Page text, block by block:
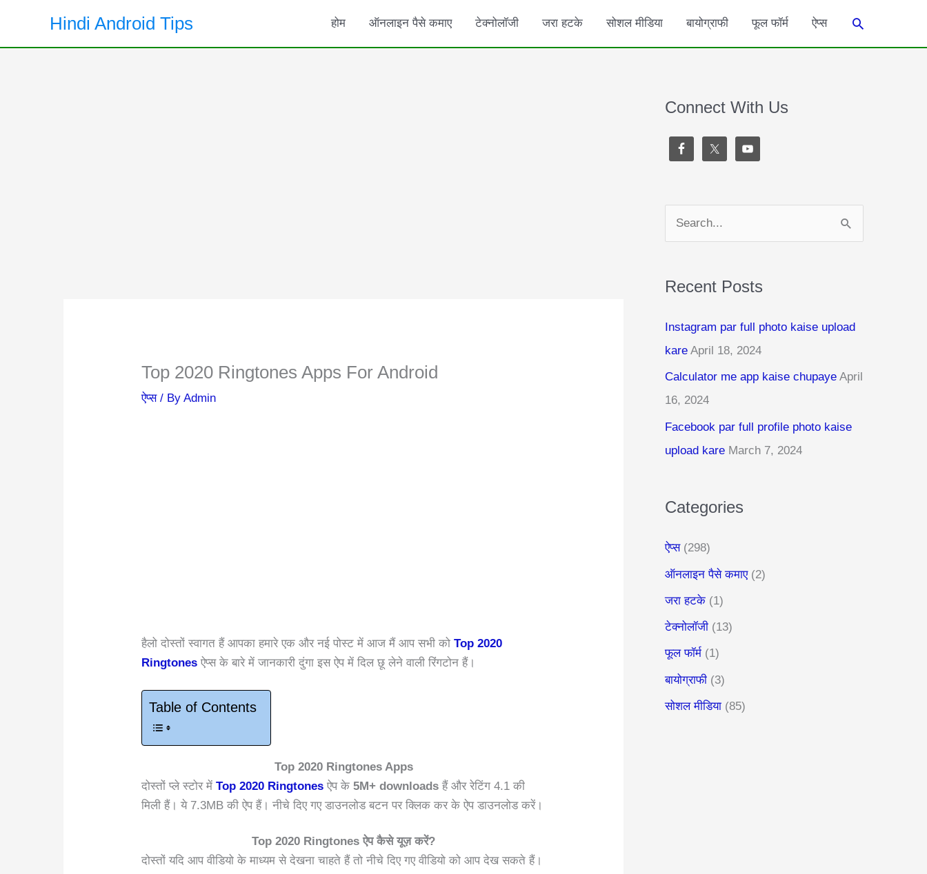
content
Hindi Android Tips होम ऑनलाइन पैसे कमाए टेक्नोलॉजी जरा हटके सोशल मीडिया बायोग्राफी फूल फॉर्म ऐप्स Search
Top 2020 Ringtones Apps For Android
ऐप्स/ ByAdmin
हैलो दोस्तों स्वागत हैं आपका हमारे एक और नई पोस्ट में आज मैं आप सभी को Top 2020
Ringtones ऐप्स के बारे में जानकारी दुंगा इस ऐप में दिल छू लेने वाली रिंगटोन हैं।
Table of Contents
Top 2020 Ringtones Apps
दोस्तों प्ले स्टोर मेंTop 2020 Ringtones ऐप के5M+ downloads हैं और रेटिंग 4.1 की
मिली हैं। ये 7.3MB की ऐप हैं। नीचे दिए गए डाउनलोड बटन पर क्लिक कर के ऐप डाउनलोड करें।
Top 2020 Ringtones ऐप कैसे यूज़ करें?
दोस्तों यदि आप वीडियो के माध्यम से देखना चाहते हैं तो नीचे दिए गए वीडियो को आप देख सकते हैं।
Connect With Us
e
r
h
f
o
r
:
Recent Posts
Instagram par full photo kaise upload
kare April 18, 2024
Calculator me app kaise chupaye April
16, 2024
Facebook par full profile photo kaise
upload kare March 7, 2024
Categories
ऐप्स(298)
ऑनलाइन पैसे कमाए(2)
जरा हटके (1)
टेक्नोलॉजी (13)
फूल फॉर्म (1)
बायोग्राफी (3)
सोशल मीडिया (85)